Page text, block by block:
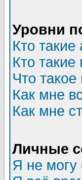
Уровни
Кто
Кто
Что
Как мне
Как мне
Личные
Я не могу